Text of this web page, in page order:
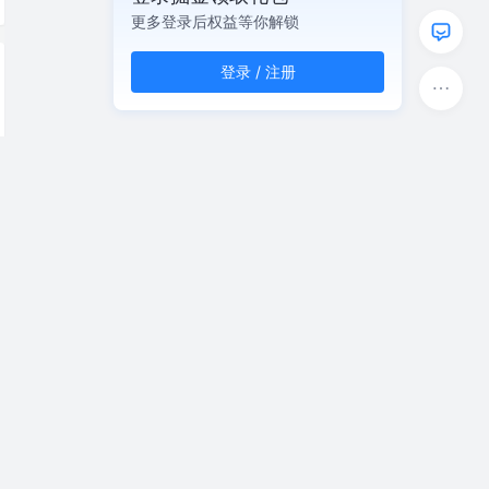
更多登录后权益等你解锁
登录 / 注册